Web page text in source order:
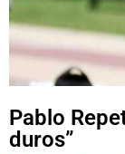
Pablo
duros”